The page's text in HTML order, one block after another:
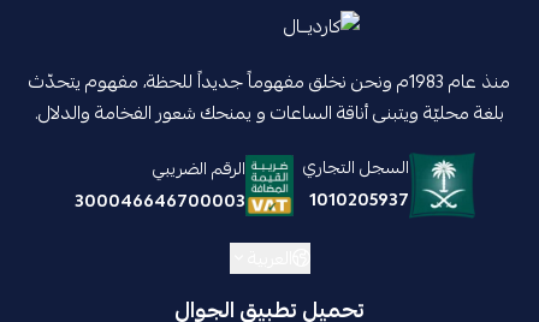
منذ عام 1983م ونحن نخلق مفهوماً جديداً للحظة، مفهوم يتحدّث
بلغة محليّة ويتبنى أناقة الساعات و يمنحك شعور الفخامة والدلال.
السجل التجاري
1010205937
الرقم الضريبي
300046646700003
تحميل تطبيق الجوال